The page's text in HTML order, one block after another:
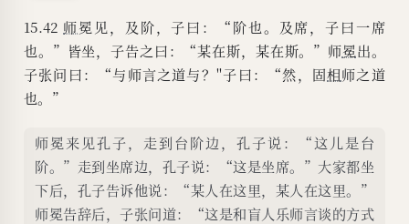
15.42 师冕见，及阶，子曰：“阶也。及席，子曰一席
也。”皆坐，子告之曰：“某在斯，某在斯。”师冕出。
子张问曰：“与师言之道与？''子曰：“然，固相师之道
也。”
师冕来见孔子，走到台阶边，孔子说：“这儿是台
阶。”走到坐席边，孔子说：“这是坐席。”大家都坐
下后，孔子告诉他说：“某人在这里，某人在这里。”
师冕告辞后，子张问道：“这是和盲人乐师言谈的方式